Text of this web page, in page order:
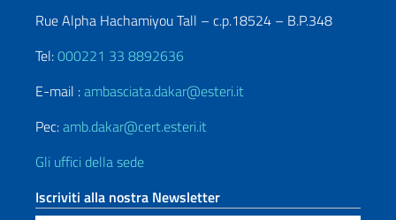
Rue Alpha Hachamiyou Tall – c.p.18524 – B.P.348
Tel:000221 33 8892636
E-mail :ambasciata.dakar@esteri.it
Pec:amb.dakar@cert.esteri.it
Gli uffici della sede
Iscriviti alla nostra Newsletter